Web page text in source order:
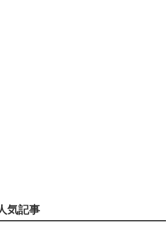
気記事